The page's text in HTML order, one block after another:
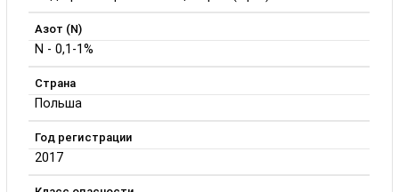
Азот (N)
N - 0,1-1%
Страна
Польша
Год регистрации
2017